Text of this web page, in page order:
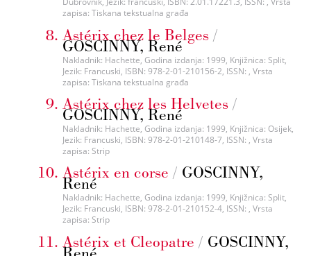
zapisa: Tiskana tekstualna građa
Astérix chez le Belges /
GOSCINNY, René
Nakladnik: Hachette, Godina izdanja: 1999, Knjižnica: Split,
Jezik: Francuski, ISBN: 978-2-01-210156-2, ISSN: , Vrsta
zapisa: Tiskana tekstualna građa
Astérix chez les Helvetes /
GOSCINNY, René
Nakladnik: Hachette, Godina izdanja: 1999, Knjižnica: Osijek,
Jezik: Francuski, ISBN: 978-2-01-210148-7, ISSN: , Vrsta
zapisa: Strip
Astérix en corse / GOSCINNY,
René
Nakladnik: Hachette, Godina izdanja: 1999, Knjižnica: Split,
Jezik: Francuski, ISBN: 978-2-01-210152-4, ISSN: , Vrsta
zapisa: Strip
Astérix et Cleopatre / GOSCINNY,
René